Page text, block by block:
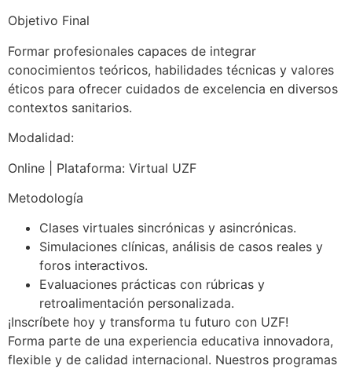
Objetivo Final
Formar profesionales capaces de integrar
conocimientos teóricos, habilidades técnicas y valores
éticos para ofrecer cuidados de excelencia en diversos
contextos sanitarios.
Modalidad:
Online | Plataforma: Virtual UZF
Metodología
Clases virtuales sincrónicas y asincrónicas.
Simulaciones clínicas, análisis de casos reales y
foros interactivos.
Evaluaciones prácticas con rúbricas y
retroalimentación personalizada.
¡Inscríbete hoy y transforma tu futuro con UZF!
Forma parte de una experiencia educativa innovadora,
flexible y de calidad internacional. Nuestros programas